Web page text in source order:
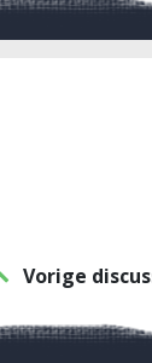
Vorige